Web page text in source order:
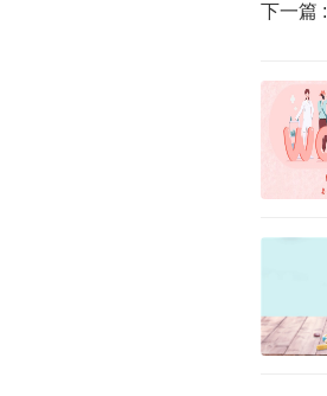
下一篇 :